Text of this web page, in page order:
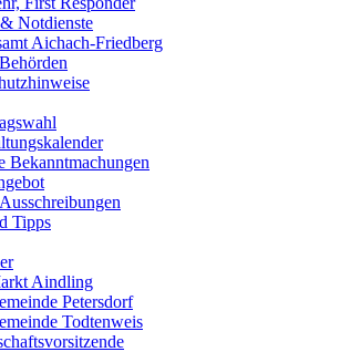
Notdienste
Aichach-Friedberg
Bekanntmachungen
Tipps
Aindling
Petersdorf
Todtenweis